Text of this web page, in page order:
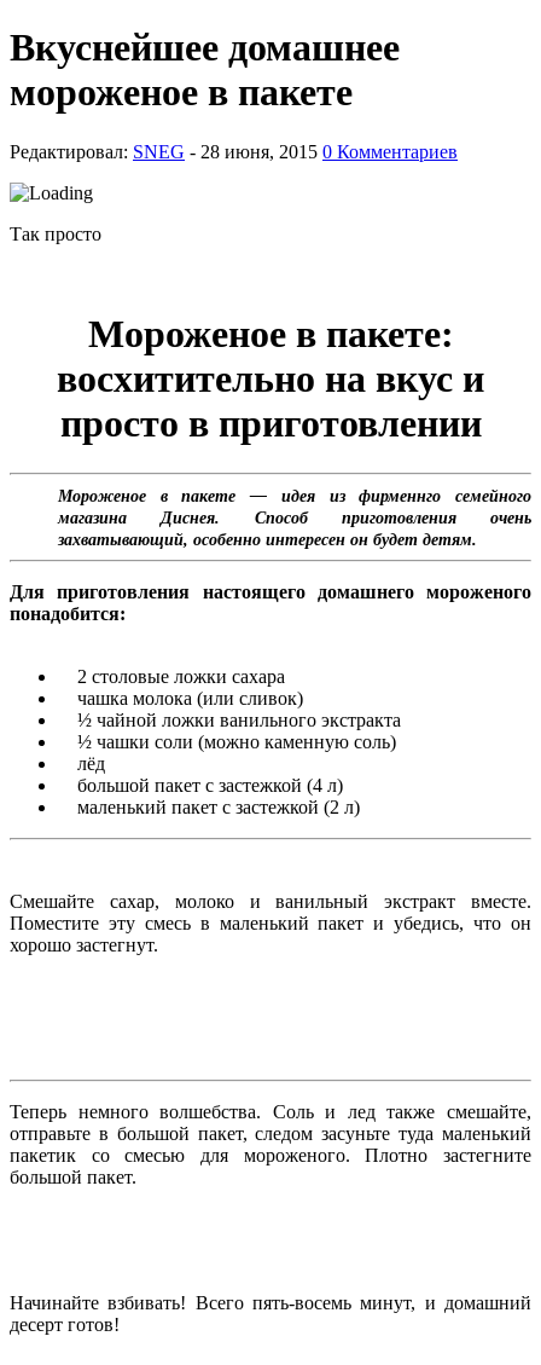
Вкуснейшее домашнее
мороженое в пакете
Редактировал: SNEG - 0 Комментариев
Так просто
Мороженое в пакете:
восхитительно на вкус и
просто в приготовлении
Мороженое в пакете — идея из фирменнго семейного
магазина Диснея. Способ приготовления очень
захватывающий, особенно интересен он будет детям.
Для приготовления настоящего домашнего мороженого
понадобится:
2 столовые ложки сахара
чашка молока (или сливок)
½ чайной ложки ванильного экстракта
½ чашки соли (можно каменную соль)
лёд
большой пакет с застежкой (4 л)
маленький пакет с застежкой (2 л)
Смешайте сахар, молоко и ванильный экстракт вместе.
Поместите эту смесь в маленький пакет и убедись, что он
хорошо застегнут.
Теперь немного волшебства. Соль и лед также смешайте,
отправьте в большой пакет, следом засуньте туда маленький
пакетик со смесью для мороженого. Плотно застегните
большой пакет.
Начинайте взбивать! Всего пять-восемь минут, и домашний
десерт готов!